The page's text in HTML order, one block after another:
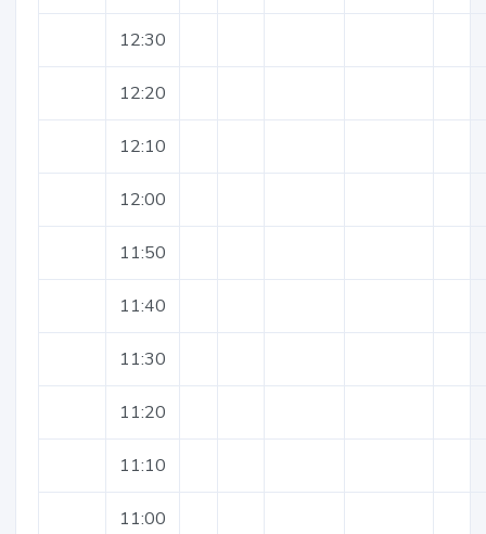
12:30
12:20
12:10
12:00
11:50
11:40
11:30
11:20
11:10
11:00